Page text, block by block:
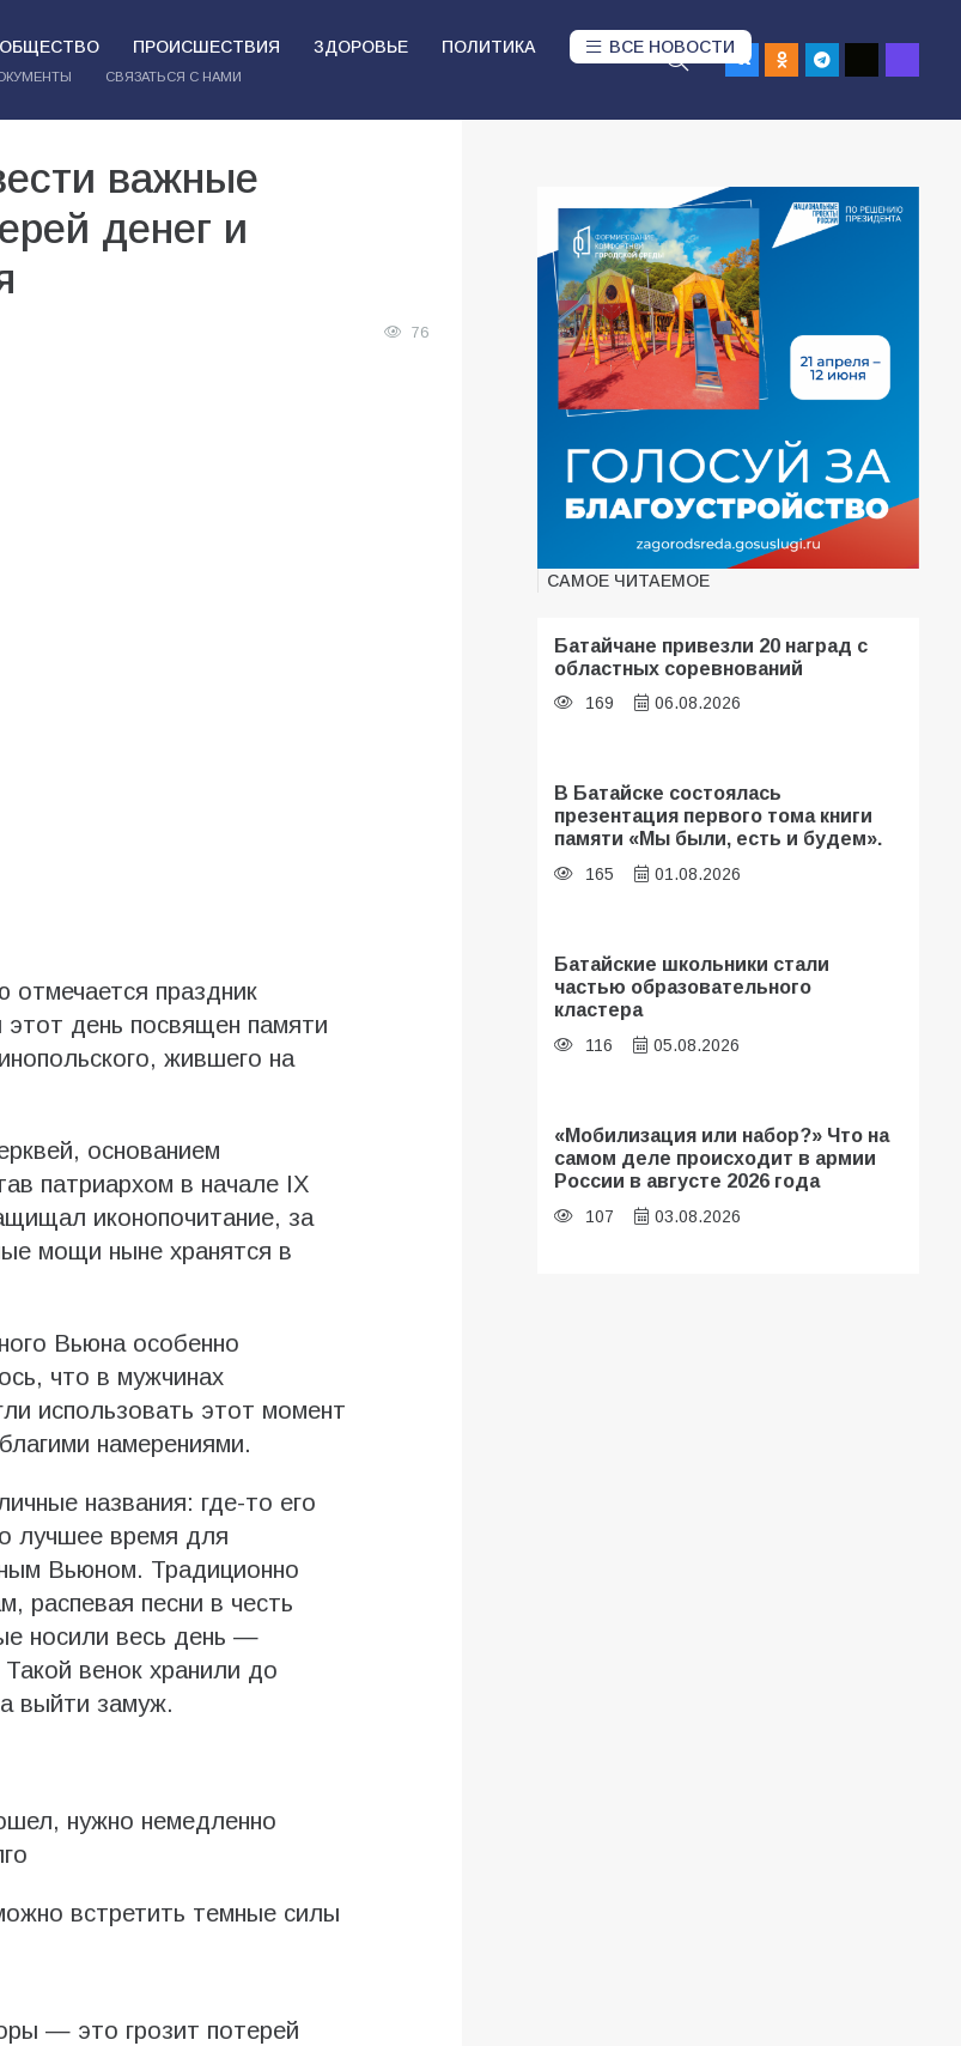
ОБЩЕСТВО ПРОИСШЕСТВИЯ ЗДОРОВЬЕ ПОЛИТИКА ВСЕ НОВОСТИ
СВЯЗАТЬСЯ С НАМИ
важные
денег и
76
отмечается праздник
день посвящен памяти
жившего на
основанием
патриархом в начале IX
иконопочитание, за
мощи ныне хранятся в
Вьюна особенно
что в мужчинах
использовать этот момент
намерениями.
названия: где-то его
лучшее время для
Вьюном. Традиционно
распевая песни в честь
носили весь день —
венок хранили до
выйти замуж.
нужно немедленно
встретить темные силы
— это грозит потерей
САМОЕ ЧИТАЕМОЕ
Батайчане привезли 20 наград с
областных соревнований
169 06.08.2026
В Батайске состоялась
презентация первого тома книги
памяти «Мы были, есть и будем».
165 01.08.2026
Батайские школьники стали
частью образовательного
кластера
116 05.08.2026
«Мобилизация или набор?» Что на
самом деле происходит в армии
России в августе 2026 года
107 03.08.2026